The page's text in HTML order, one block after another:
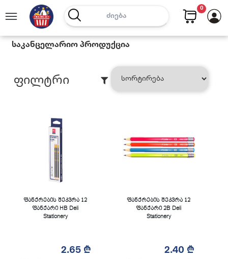
0
Საკანცელარიო Პროდუქცია
Ფილტრი
ფანქრების შეკვრა 12
ფანქარი HB Deli
Stationery
2.65 ₾
ფანქრების შეკვრა 12
ფანქარი 2B Deli
Stationery
2.40 ₾